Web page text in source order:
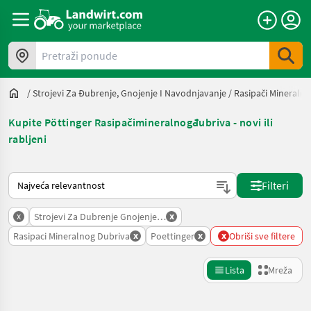
Pretraži ponude
/Strojevi Za Đubrenje, Gnojenje I Navodnjavanje / Rasipači
Kupite Pöttinger Rasipačimineralnogđubriva - novi ili
rabljeni
Način na koji sortira Landwirt.com
Filteri
x Strojevi Za Dubrenje Gnojenje I Navodnjavanje
x
Rasipaci Mineralnog Dubriva x Poettinger x x Obriši sve filtere
Lista Mreža